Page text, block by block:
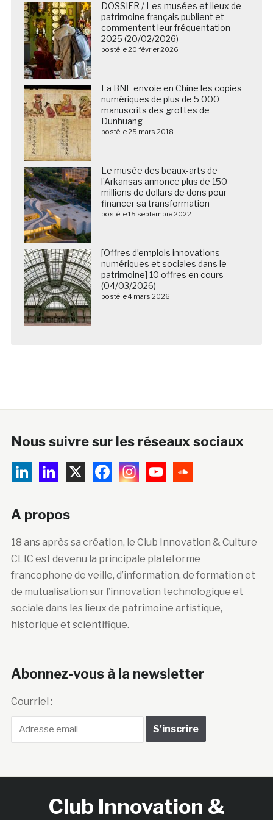
DOSSIER / Les musées et lieux de
patrimoine français publient et
commentent leur fréquentation
2025 (20/02/2026)
posté le 20 février 2026
La BNF envoie en Chine les copies
numériques de plus de 5 000
manuscrits des grottes de
Dunhuang
posté le 25 mars 2018
Le musée des beaux-arts de
l’Arkansas annonce plus de 150
millions de dollars de dons pour
financer sa transformation
posté le 15 septembre 2022
[Offres d’emplois innovations
numériques et sociales dans le
patrimoine] 10 offres en cours
(04/03/2026)
posté le 4 mars 2026
Nous suivre sur les réseaux sociaux
A propos
18 ans après sa création, le Club Innovation & Culture
CLIC est devenu la principale plateforme
francophone de veille, d’information, de formation et
de mutualisation sur l’innovation technologique et
sociale dans les lieux de patrimoine artistique,
historique et scientifique.
Abonnez-vous à la newsletter
Courriel :
Club Innovation &